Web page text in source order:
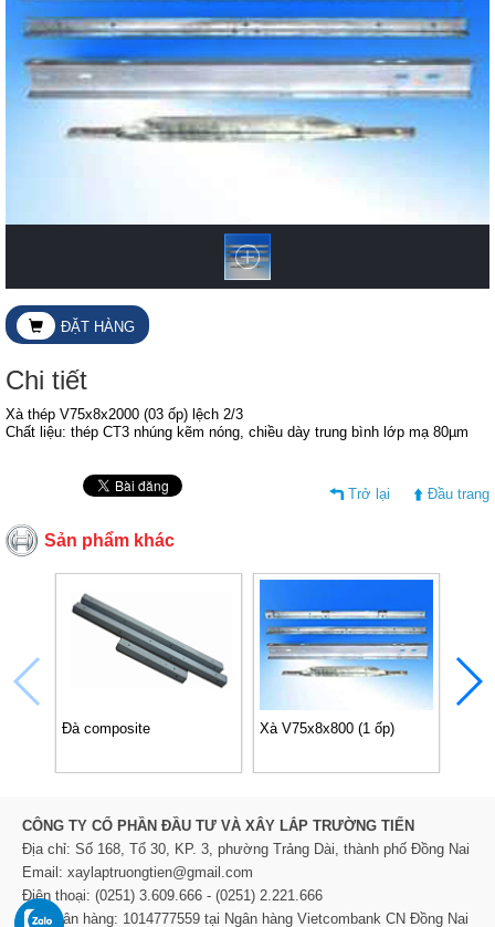
ĐẶT HÀNG
Chi tiết
Xà thép V75x8x2000 (03 ốp) lệch 2/3
Chất liệu: thép CT3 nhúng kẽm nóng, chiều dày trung bình lớp mạ 80µm
Trở lại Đầu trang
Sản phẩm khác
Đà composite Xà V75x8x800 (1 ốp)
CÔNG TY CỔ PHẦN ĐẦU TƯ VÀ XÂY LẮP TRƯỜNG TIẾN
Địa chỉ: Số 168, Tổ 30, KP. 3, phường Trảng Dài, thành phố Đồng Nai
Email: xaylaptruongtien@gmail.com
Điện thoại: (0251) 3.609.666 - (0251) 2.221.666
TK Ngân hàng: 1014777559 tại Ngân hàng Vietcombank CN Đồng Nai